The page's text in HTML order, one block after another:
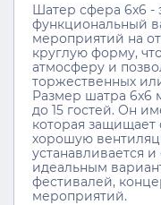
Шатер сфера 6x6 -
функциональный
мероприятий на
круглую форму,
атмосферу и
торжественных
Размер шатра 6x6
до 15 гостей. Он
которая защищает
хорошую
устанавливается
идеальным
фестивалей,
мероприятий.